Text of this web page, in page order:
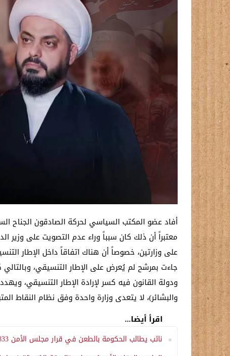
أفاد عضو المكتب السياسي لحركة الصادقون الجناح
معتبراً أن ذلك كان سبباً وراء عدم التصويت على وزير
على وزارتين، خصوصاً أن هناك اتفاقاً داخل الإطار
جاءت بمرشح لم يُعرض على الإطار التنسيقي،
ودولة القانون فيه كسر لإرادة الإطار التنسيقي،
والبشائر)، لا يتعدى وزارة واحدة وفق نظام النقاط
اقرأ أيضا...
نائب يطالب الحكومة بالطعن في قرار مجلس الأمن 833 بشأن خور عبد الله